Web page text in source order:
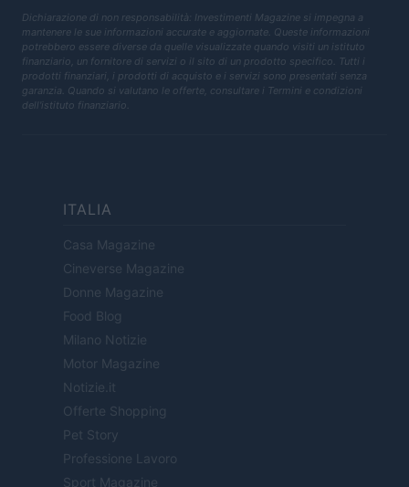
Dichiarazione di non responsabilità: Investimenti Magazine si impegna a
mantenere le sue informazioni accurate e aggiornate. Queste informazioni
potrebbero essere diverse da quelle visualizzate quando visiti un istituto
finanziario, un fornitore di servizi o il sito di un prodotto specifico. Tutti i
prodotti finanziari, i prodotti di acquisto e i servizi sono presentati senza
garanzia. Quando si valutano le offerte, consultare i Termini e condizioni
dell'istituto finanziario.
ITALIA
Casa Magazine
Cineverse Magazine
Donne Magazine
Food Blog
Milano Notizie
Motor Magazine
Notizie.it
Offerte Shopping
Pet Story
Professione Lavoro
Sport Magazine